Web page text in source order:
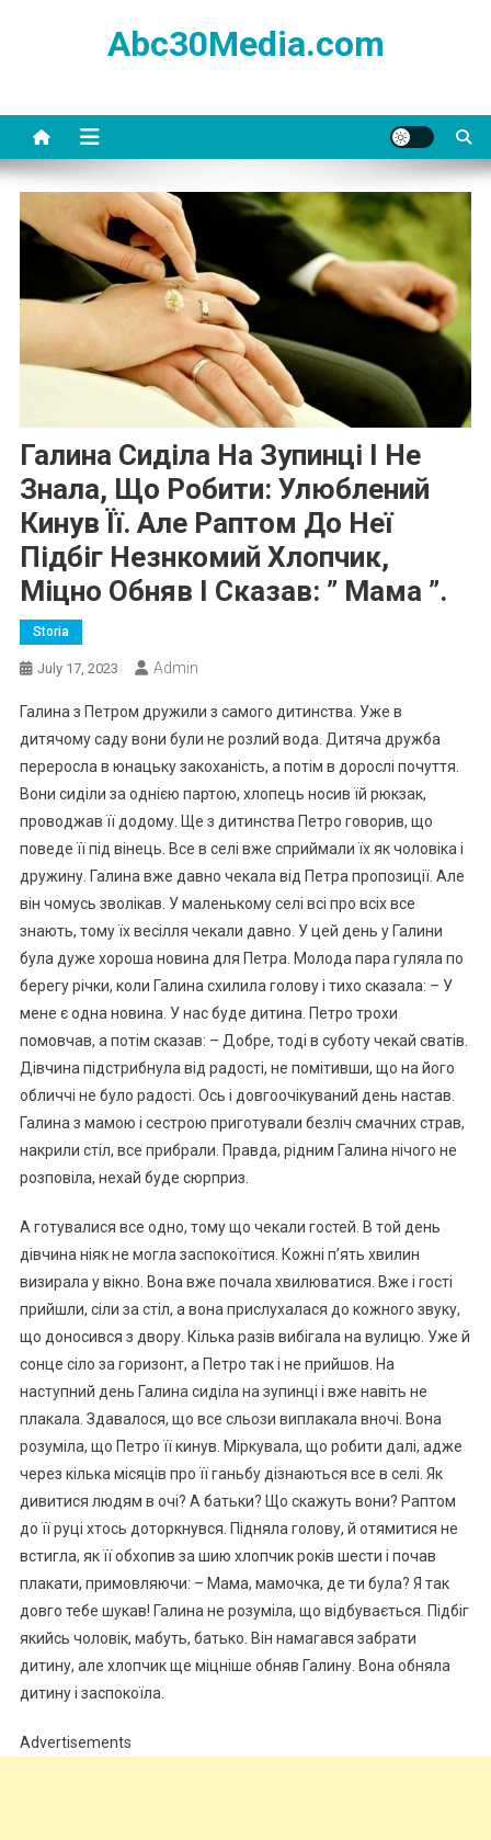
Abc30Media.com
Галина Сиділа На Зупинці І Не
Знала, Що Робити: Улюблений
Кинув Її. Але Раптом До Неї
Підбіг Незнкомий Хлопчик,
Міцно Обняв І Сказав: ” Мама ”.
Storia
July 17, 2023 Admin
Галина з Петром дружили з самого дитинства. Уже в
дитячому саду вони були не розлий вода. Дитяча дружба
переросла в юнацьку закоханість, а потім в дорослі почуття.
Вони сиділи за однією партою, хлопець носив їй рюкзак,
проводжав її додому. Ще з дитинства Петро говорив, що
поведе її під вінець. Все в селі вже сприймали їх як чоловіка і
дружину. Галина вже давно чекала від Петра пропозиції. Але
він чомусь зволікав. У маленькому селі всі про всіх все
знають, тому їх весілля чекали давно. У цей день у Галини
була дуже хороша новина для Петра. Молода пара гуляла по
берегу річки, коли Галина схилила голову і тихо сказала: – У
мене є одна новина. У нас буде дитина. Петро трохи
помовчав, а потім сказав: – Добре, тоді в суботу чекай сватів.
Дівчина підстрибнула від радості, не помітивши, що на його
обличчі не було радості. Ось і довгоочікуваний день настав.
Галина з мамою і сестрою приготували безліч смачних страв,
накрили стіл, все прибрали. Правда, рідним Галина нічого не
розповіла, нехай буде сюрприз.
А готувалися все одно, тому що чекали гостей. В той день
дівчина ніяк не могла заспокоїтися. Кожні п’ять хвилин
визирала у вікно. Вона вже почала хвилюватися. Вже і гості
прийшли, сіли за стіл, а вона прислухалася до кожного звуку,
що доносився з двору. Кілька разів вибігала на вулицю. Уже й
сонце сіло за горизонт, а Петро так і не прийшов. На
наступний день Галина сиділа на зупинці і вже навіть не
плакала. Здавалося, що все сльози виплакала вночі. Вона
розуміла, що Петро її кинув. Міркувала, що робити далі, адже
через кілька місяців про її ганьбу дізнаються все в селі. Як
дивитися людям в очі? А батьки? Що скажуть вони? Раптом
до її руці хтось доторкнувся. Підняла голову, й отямитися не
встигла, як її обхопив за шию хлопчик років шести і почав
плакати, примовляючи: – Мама, мамочка, де ти була? Я так
довго тебе шукав! Галина не розуміла, що відбувається. Підбіг
якийсь чоловік, мабуть, батько. Він намагався забрати
дитину, але хлопчик ще міцніше обняв Галину. Вона обняла
дитину і заспокоїла.
Advertisements